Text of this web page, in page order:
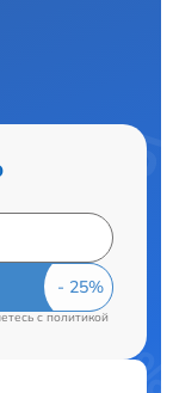
cполитикой